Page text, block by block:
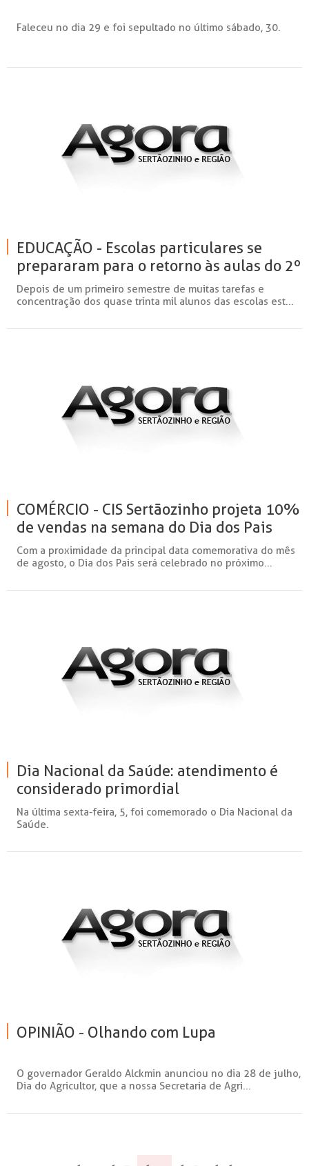
Faleceu no dia 29 e foi sepultado no último sábado, 30.
EDUCAÇÃO - Escolas particulares se
prepararam para o retorno às aulas do 2º
semestre com trabalhos lúdicos
Depois de um primeiro semestre de muitas tarefas e
concentração dos quase trinta mil alunos das escolas est...
COMÉRCIO - CIS Sertãozinho projeta 10%
de vendas na semana do Dia dos Pais
Com a proximidade da principal data comemorativa do mês
de agosto, o Dia dos Pais será celebrado no próximo...
Dia Nacional da Saúde: atendimento é
considerado primordial
Na última sexta-feira, 5, foi comemorado o Dia Nacional da
Saúde.
OPINIÃO - Olhando com Lupa
O governador Geraldo Alckmin anunciou no dia 28 de julho,
Dia do Agricultor, que a nossa Secretaria de Agri...